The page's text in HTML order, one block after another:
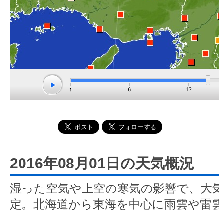
2016年08月01日の天気概況
湿った空気や上空の寒気の影響で、大
定。北海道から東海を中心に雨雲や雷